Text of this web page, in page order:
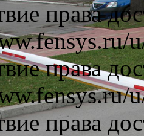
права
права
права